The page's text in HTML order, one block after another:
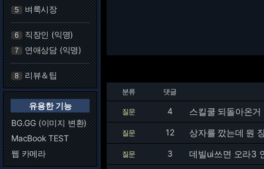
5 벼룩시장
6 직장인 (익명)
7 연애상담 (익명)
8 리뷰＆팁
유용한 기능
BG.GG (이미지 변환)
MacBook TEST
웹 카메라
분류 댓글
질문 4 스킬쿨 되돌아온
질문 12 상자를 깠는데 뭔
질문 3 데빌ui쓰면 오라3